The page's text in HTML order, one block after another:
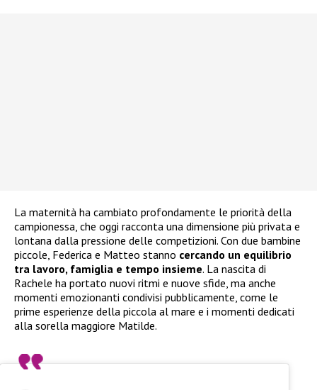
La maternità ha cambiato profondamente le priorità della
campionessa, che oggi racconta una dimensione più privata e
lontana dalla pressione delle competizioni. Con due bambine
piccole, Federica e Matteo stanno cercando un equilibrio
tra lavoro, famiglia e tempo insieme. La nascita di
Rachele ha portato nuovi ritmi e nuove sfide, ma anche
momenti emozionanti condivisi pubblicamente, come le
prime esperienze della piccola al mare e i momenti dedicati
alla sorella maggiore Matilde.